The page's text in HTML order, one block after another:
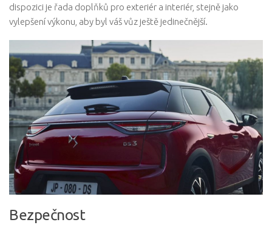
dispozici je řada doplňků pro exteriér a interiér, stejně jako
vylepšení výkonu, aby byl váš vůz ještě jedinečnější.
Bezpečnost